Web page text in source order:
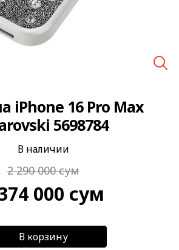
iPhone 16 Pro Max
5698784
В наличии
2 290 000сум
000 сум
В корзину